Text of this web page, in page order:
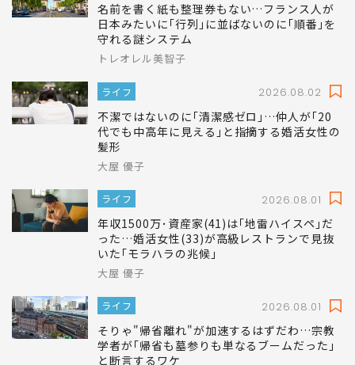
名前を書く紙も整理券もない…フランス人が
日本みたいに｢行列｣に並ばないのに｢順番｣を
守れる謎システム
トレオレル美智子
ライフ 2026.08.02
不潔ではないのに｢清潔感ゼロ｣…仲人が｢20
代でも中高年に見える｣と指摘する婚活女性の
髪形
大屋 優子
ライフ 2026.08.01
年収1500万･資産家(41)は｢地雷ハイスペ｣だ
った…婚活女性(33)が高級レストランで見抜
いた｢モラハラの兆候｣
大屋 優子
ライフ 2026.08.01
そりゃ"帰省離れ"が加速するはずだわ…宗教
学者が｢帰省も墓参りも単なるブームだった｣
と断言するワケ